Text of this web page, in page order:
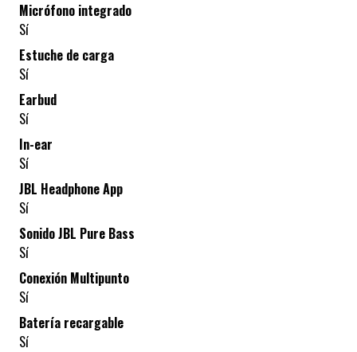
Micrófono integrado
Sí
Estuche de carga
Sí
Earbud
Sí
In-ear
Sí
JBL Headphone App
Sí
Sonido JBL Pure Bass
Sí
Conexión Multipunto
Sí
Batería recargable
Sí